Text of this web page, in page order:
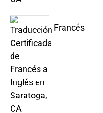
Francés